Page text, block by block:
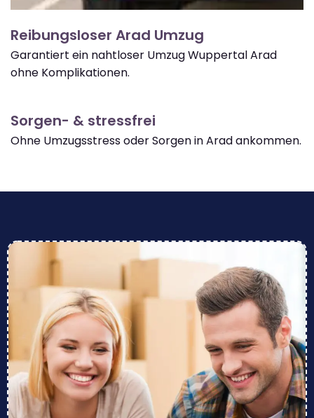
Reibungsloser Arad Umzug
Garantiert ein nahtloser Umzug Wuppertal Arad
ohne Komplikationen.
Sorgen- & stressfrei
Ohne Umzugsstress oder Sorgen in Arad ankommen.